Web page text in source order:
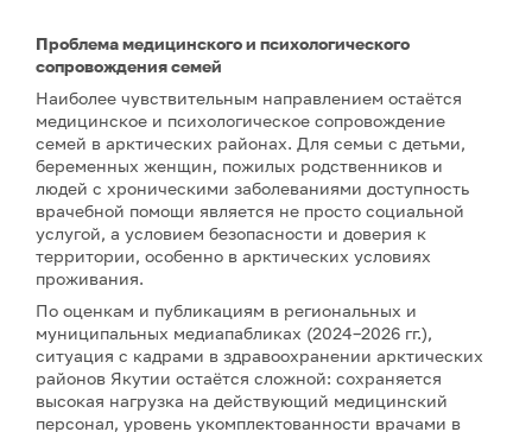
Проблема медицинского и психологического
сопровождения семей
Наиболее чувствительным направлением остаётся
медицинское и психологическое сопровождение
семей в арктических районах. Для семьи с детьми,
беременных женщин, пожилых родственников и
людей с хроническими заболеваниями доступность
врачебной помощи является не просто социальной
услугой, а условием безопасности и доверия к
территории, особенно в арктических условиях
проживания.
По оценкам и публикациям в региональных и
муниципальных медиапабликах (2024–2026 гг.),
ситуация с кадрами в здравоохранении арктических
районов Якутии остаётся сложной: сохраняется
высокая нагрузка на действующий медицинский
персонал, уровень укомплектованности врачами в